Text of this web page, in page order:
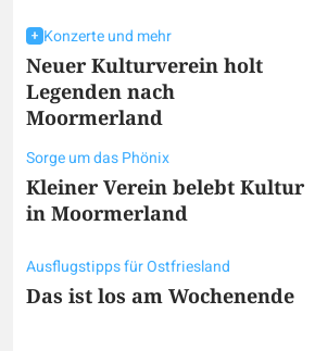
Konzerte und mehr
Neuer Kulturverein holt
Legenden nach
Moormerland
Sorge um das Phönix
Kleiner Verein belebt Kultur
in Moormerland
Ausflugstipps für Ostfriesland
Das ist los am Wochenende